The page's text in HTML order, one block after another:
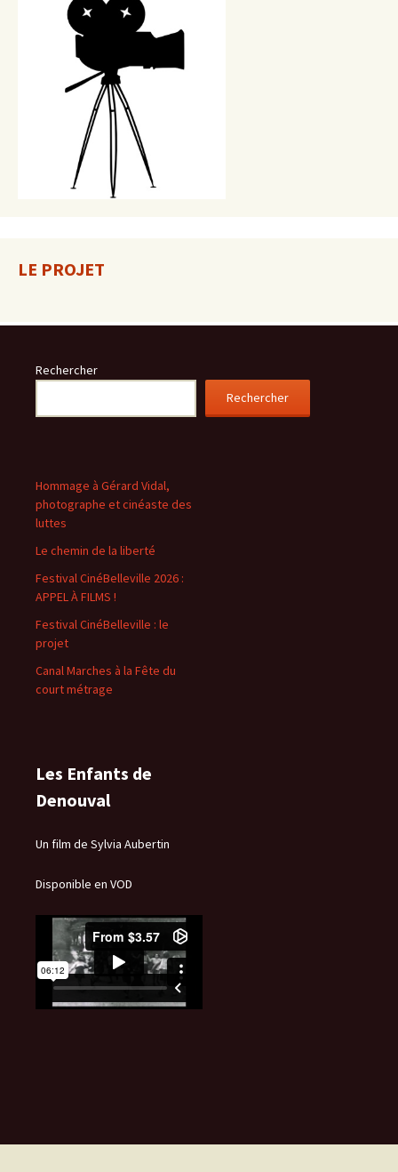
LE PROJET
Rechercher
Rechercher
Hommage à Gérard Vidal,
photographe et cinéaste des
luttes
Le chemin de la liberté
Festival CinéBelleville 2026 :
APPEL À FILMS !
Festival CinéBelleville : le
projet
Canal Marches à la Fête du
court métrage
Les Enfants de
Denouval
Un film de Sylvia Aubertin
Disponible en VOD